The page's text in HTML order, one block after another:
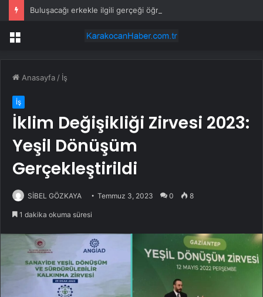
Menü
Anasayfa / İş
İş
İklim Değişikliği Zirvesi 2023:
Yeşil Dönüşüm
Gerçekleştirildi
SİBEL GÖZKAYA Temmuz 3, 2023 0 8
1 dakika okuma süresi